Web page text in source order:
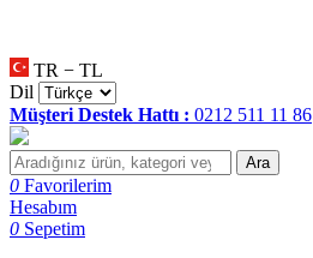
TR − TL
Dil
Müşteri Destek Hattı : 0212 511 11 86
Ara
0 Favorilerim
Hesabım
0 Sepetim